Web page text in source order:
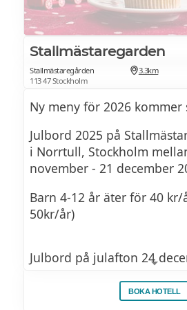
Julost
Mästarost från Glada
Brieost
Morotsmarmelad
Fruktsallad med
Svartvinbärssill
Enbär & lingonsill
Stekt inlagd strömming
Örtgravad strömming
Romgravad strömming
Strömminglåda med
Gräddfil
Hackad lök
Västerbottenkräm
JULBORDSMENY 2025
Sillar
Inlagd sill
Calvadossill
Matjessill med rödlök
Steningesill
Senapssill
Rostadsenapssill
Stallmästaregarden
Stallmästaregården
113 47 Stockholm
3.3km
Ny meny för 2026 kommer
Julbord 2025 på
i Norrtull, Stockholm
november - 21 december
Barn 4-12 år äter för 40
50kr/år)
Julbord på julafton 24
BOKA HOTELL